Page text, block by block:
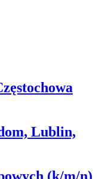
Lublin,
(k/m/n)